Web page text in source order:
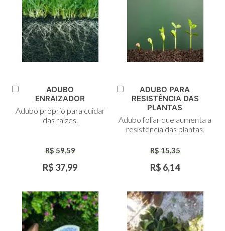
Adicionar
Carrinho
ADUBO
ENRAIZADOR
Adubo próprio para cuidar
das raízes.
R$ 59,59
R$ 37,99
Adicionar
ADUBO PARA
RESISTÊNCIA DAS
PLANTAS
Adubo foliar que aumenta a
resistência das plantas.
R$ 15,35
R$ 6,14